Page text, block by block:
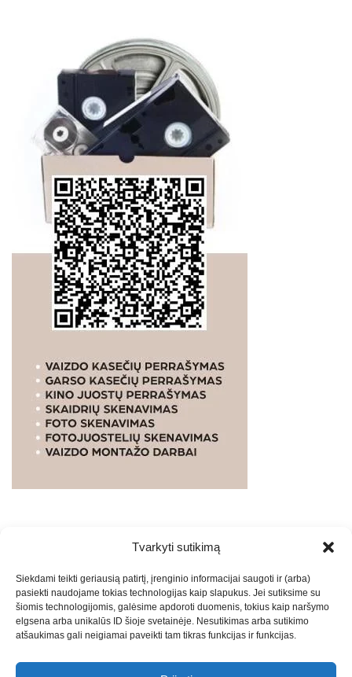
Tvarkyti sutikimą
Siekdami teikti geriausią patirtį, įrenginio informacijai saugoti ir (arba)
pasiekti naudojame tokias technologijas kaip slapukus. Jei sutiksime su
šiomis technologijomis, galėsime apdoroti duomenis, tokius kaip naršymo
elgsena arba unikalūs ID šioje svetainėje. Nesutikimas arba sutikimo
atšaukimas gali neigiamai paveikti tam tikras funkcijas ir funkcijas.
PASLAUGOS. SEO tekstų rašymas, turinio kūrimas,
straipsnių rašymas ir talpinimas į mūsų valdomas
svetaines.2026Armijai.LTTheme: Express News ByAdore
Themes.